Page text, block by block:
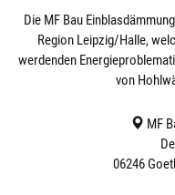
Die MF Bau
Region Leipzig/Halle,
werdenden
von
MF
06246